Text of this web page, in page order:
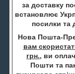
за доставку
встановлює
посилки та
Нова Пошта-
вам
грн., ви
Пошти та